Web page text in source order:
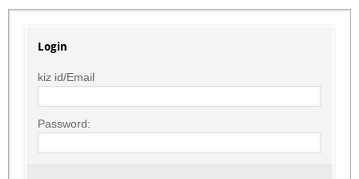
Login
kiz id/Email
Password: